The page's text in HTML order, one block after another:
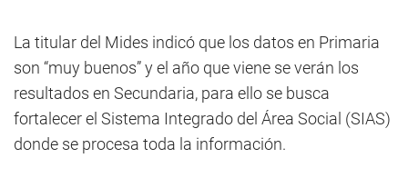
La titular del Mides indicó que los datos en Primaria
son “muy buenos” y el año que viene se verán los
resultados en Secundaria, para ello se busca
fortalecer el Sistema Integrado del Área Social (SIAS)
donde se procesa toda la información.